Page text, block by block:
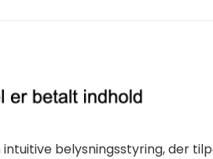
belysningsstyring, der